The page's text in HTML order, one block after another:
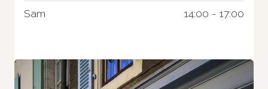
Sam 14:00 - 17:00